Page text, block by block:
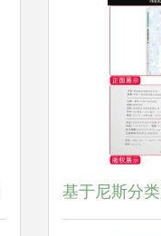
基于尼斯分